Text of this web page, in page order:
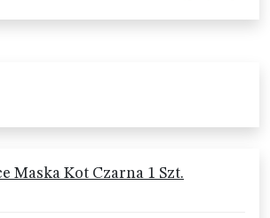
Maska Kot Czarna 1 Szt.